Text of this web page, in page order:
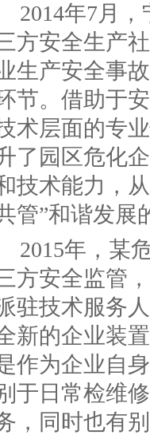
2014年7月
方安全生产
生产安全事
节。借助于
术层面的专
了园区危化
技术能力，
管”和谐发展
2015年，某
方安全监管
驻技术服务
新的企业装
作为企业自
于日常检维
，同时也有